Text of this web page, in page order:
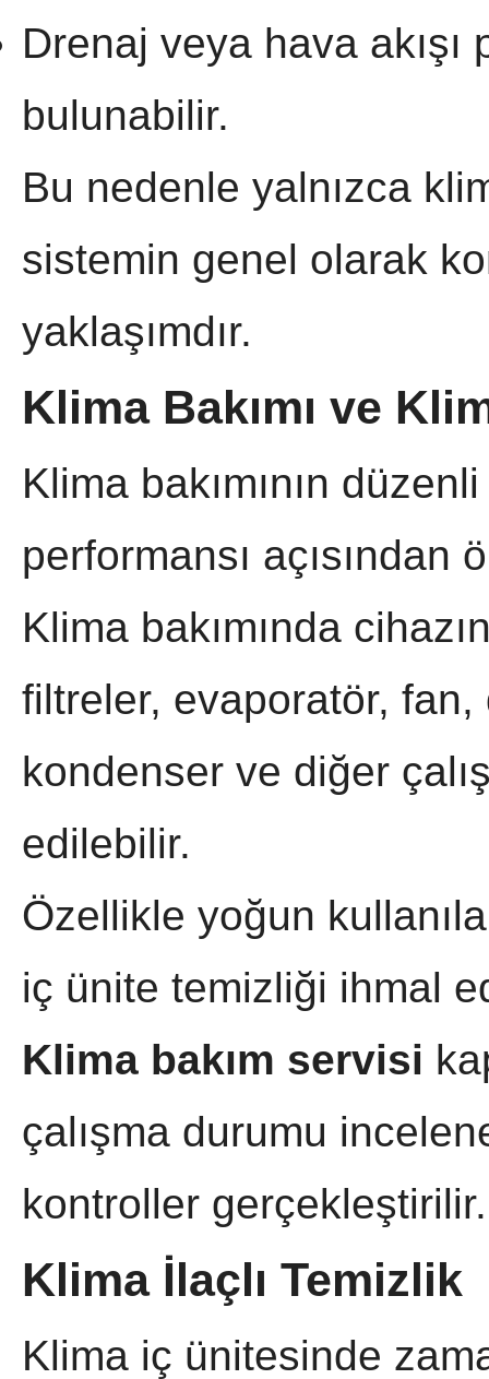
Drenaj veya hava akışı
bulunabilir.
Bu nedenle yalnızca
sistemin genel olarak
yaklaşımdır.
Klima Bakımı ve
Klima bakımının
performansı açısından
Klima bakımında
filtreler, evaporatör, fan,
kondenser ve diğer
edilebilir.
Özellikle yoğun
iç ünite temizliği ihmal
Klima bakım servisi
çalışma durumu
kontroller gerçekleştirilir.
Klima İlaçlı Temizlik
Klima iç ünitesinde